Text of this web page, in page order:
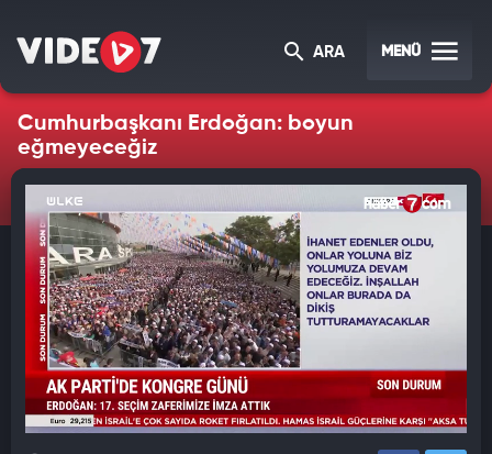
ARA MENÜ
Cumhurbaşkanı Erdoğan: boyun
eğmeyeceğiz